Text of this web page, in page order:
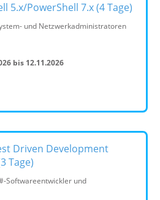
5.x/PowerShell 7.x (4 Tage)
und Netzwerkadministratoren
bis 12.11.2026
Driven Development
Tage)
Softwareentwickler und